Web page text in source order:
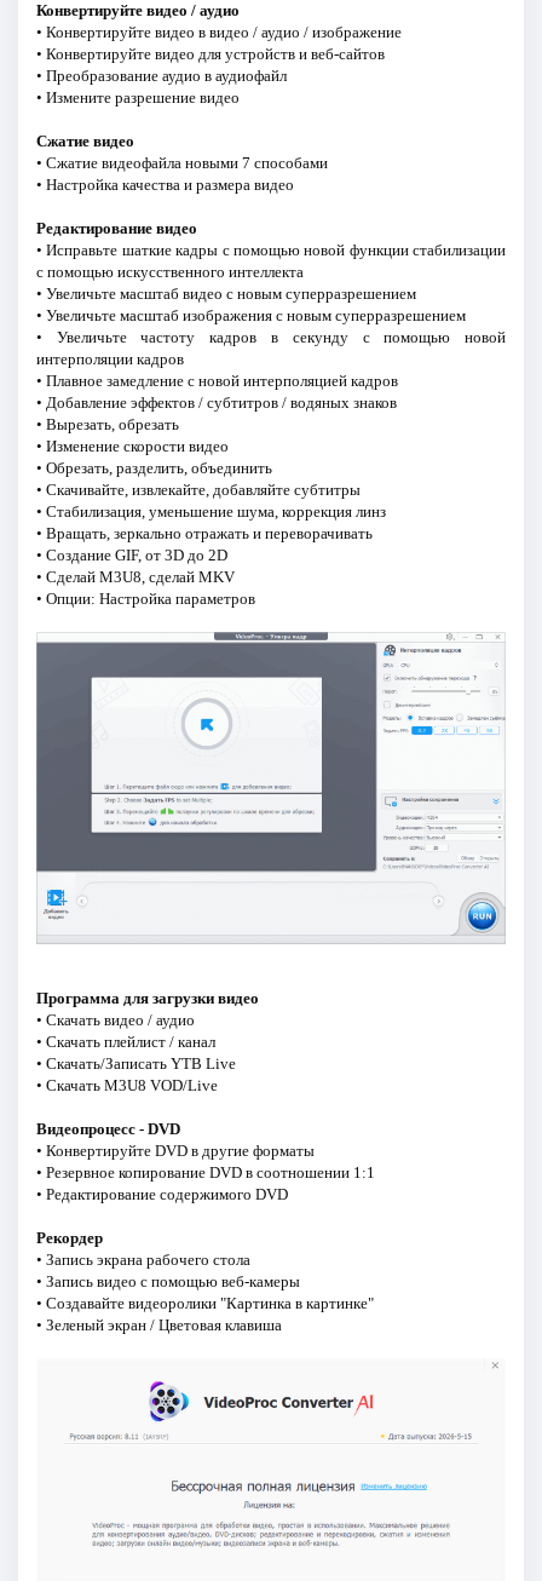
Конвертируйте видео / аудио
• Конвертируйте видео в видео / аудио / изображение
• Конвертируйте видео для устройств и веб-сайтов
• Преобразование аудио в аудиофайл
• Измените разрешение видео
Сжатие видео
• Сжатие видеофайла новыми 7 способами
• Настройка качества и размера видео
Редактирование видео
• Исправьте шаткие кадры с помощью новой функции стабилизации
с помощью искусственного интеллекта
• Увеличьте масштаб видео с новым суперразрешением
• Увеличьте масштаб изображения с новым суперразрешением
• Увеличьте частоту кадров в секунду с помощью новой
интерполяции кадров
• Плавное замедление с новой интерполяцией кадров
• Добавление эффектов / субтитров / водяных знаков
• Вырезать, обрезать
• Изменение скорости видео
• Обрезать, разделить, объединить
• Скачивайте, извлекайте, добавляйте субтитры
• Стабилизация, уменьшение шума, коррекция линз
• Вращать, зеркально отражать и переворачивать
• Создание GIF, от 3D до 2D
• Сделай M3U8, сделай MKV
• Опции: Настройка параметров
Программа для загрузки видео
• Скачать видео / аудио
• Скачать плейлист / канал
• Скачать/Записать YTB Live
• Скачать M3U8 VOD/Live
Видеопроцесс - DVD
• Конвертируйте DVD в другие форматы
• Резервное копирование DVD в соотношении 1:1
• Редактирование содержимого DVD
Рекордер
• Запись экрана рабочего стола
• Запись видео с помощью веб-камеры
• Создавайте видеоролики "Картинка в картинке"
• Зеленый экран / Цветовая клавиша